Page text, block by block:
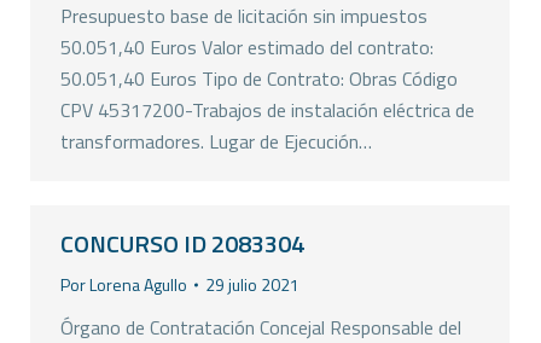
Presupuesto base de licitación sin impuestos
50.051,40 Euros Valor estimado del contrato:
50.051,40 Euros Tipo de Contrato: Obras Código
CPV 45317200-Trabajos de instalación eléctrica de
transformadores. Lugar de Ejecución…
CONCURSO ID 2083304
PorLorena Agullo 29 julio 2021
Órgano de Contratación Concejal Responsable del